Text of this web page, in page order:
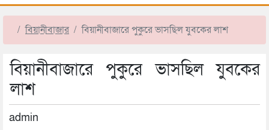
বিয়ানীবাজার বিয়ানীবাজারে পুকুরে ভাসছিল যুবকের লাশ
বিয়ানীবাজারে পুকুরে ভাসছিল যুবকের
লাশ
admin